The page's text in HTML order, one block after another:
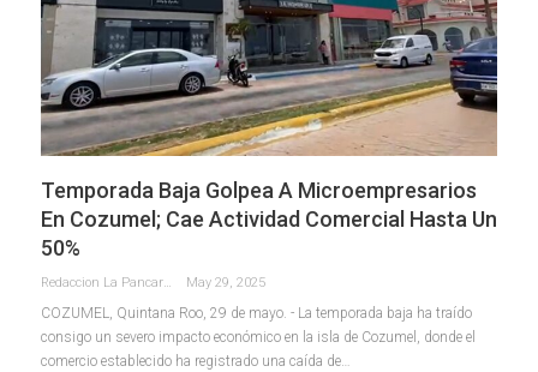
Temporada Baja Golpea A Microempresarios
En Cozumel; Cae Actividad Comercial Hasta Un
50%
Redaccion La Pancarta De Quintana Roo May 29, 2025
COZUMEL, Quintana Roo, 29 de mayo. - La temporada baja ha traído
consigo un severo impacto económico en la isla de Cozumel, donde el
comercio establecido ha registrado una caída de…